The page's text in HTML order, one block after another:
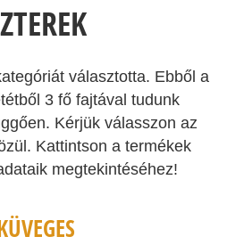
választotta. Ebből a
3 fő fajtával tudunk
Kérjük válasszon az
Kattintson a termékek
megtekintéséhez!